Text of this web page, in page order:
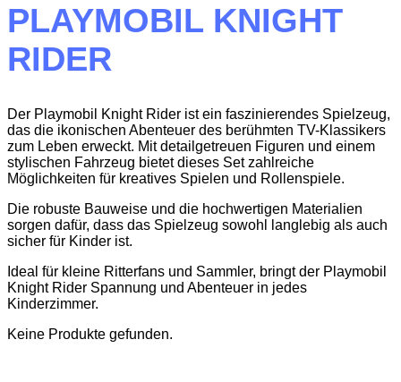
PLAYMOBIL KNIGHT
RIDER
Der Playmobil Knight Rider ist ein faszinierendes Spielzeug,
das die ikonischen Abenteuer des berühmten TV-Klassikers
zum Leben erweckt. Mit detailgetreuen Figuren und einem
stylischen Fahrzeug bietet dieses Set zahlreiche
Möglichkeiten für kreatives Spielen und Rollenspiele.
Die robuste Bauweise und die hochwertigen Materialien
sorgen dafür, dass das Spielzeug sowohl langlebig als auch
sicher für Kinder ist.
Ideal für kleine Ritterfans und Sammler, bringt der Playmobil
Knight Rider Spannung und Abenteuer in jedes
Kinderzimmer.
Keine Produkte gefunden.